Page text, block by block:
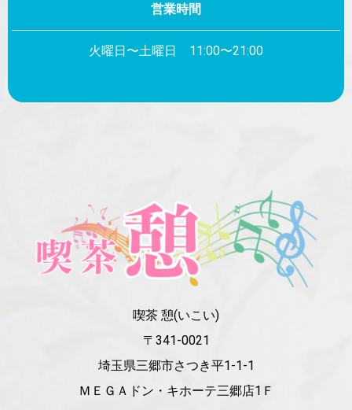
営業時間
火曜日〜土曜日 11:00〜21:00
喫茶 憩(いこい)
〒341-0021
埼玉県三郷市さつき平1-1-1
ＭＥＧＡドン・キホーテ三郷店1Ｆ